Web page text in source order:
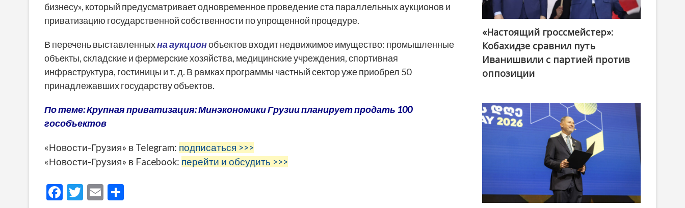
бизнесу», который предусматривает одновременное проведение ста параллельных аукционов и
приватизацию государственной собственности по упрощенной процедуре.
В перечень выставленныхна аукционобъектов входит недвижимое имущество: промышленные
объекты, складские и фермерские хозяйства, медицинские учреждения, спортивная
инфраструктура, гостиницы и т. д. В рамках программы частный сектор уже приобрел 50
принадлежавших государству объектов.
По теме: Крупная приватизация: Минэкономики Грузии планирует продать 100
гособъектов
«Новости-Грузия» в Telegram: подписаться >>>
«Новости-Грузия» в Facebook: перейти и обсудить >>>
F
T
E
@ქართული ოცნება / Georgian Dream
«Настоящий гроссмейстер»:
Кобахидзе сравнил путь
Иванишвили с партией против
оппозиции